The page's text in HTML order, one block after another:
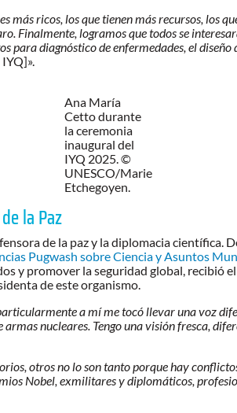
más ricos, los que tienen más recursos, los
Finalmente, logramos que todos se
para diagnóstico de enfermedades, el
Ana María
Cetto durante
la ceremonia
inaugural del
IYQ 2025. ©
UNESCO/Marie
Etchegoyen.
la Paz
de la paz y la diplomacia científica.
Pugwash sobre Ciencia y Asuntos
y promover la seguridad global, recibió
de este organismo.
a mí me tocó llevar una voz
nucleares. Tengo una visión fresca,
otros no lo son tanto porque hay
Nobel, exmilitares y diplomáticos,